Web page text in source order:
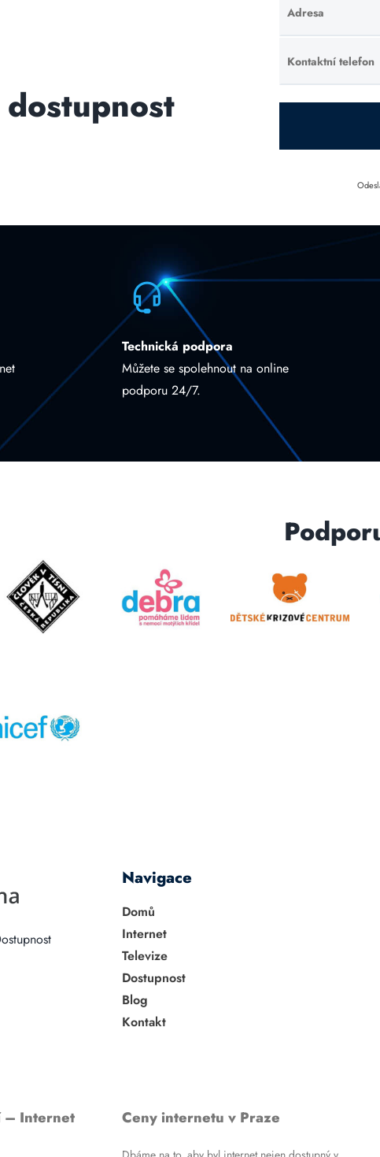
Adresa
Ponechte
toto pole
prázdné.
Kontaktní telefon
Ponechte
toto pole
prázdné.
Technická podpora
Můžete se spolehnout na online
podporu 24/7.
Navigace
Domů
Internet
Televize
Dostupnost
Blog
Kontakt
– Internet
Ceny internetu v Praze